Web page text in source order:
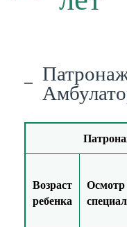
Возраст
ребенка
Осмотр